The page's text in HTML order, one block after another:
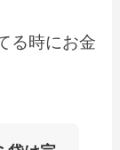
る時にお金